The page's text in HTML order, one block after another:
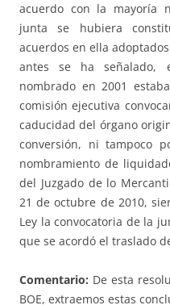
acuerdo con la mayoría
junta se hubiera
acuerdos en ella
antes se ha señalado,
nombrado en 2001
comisión ejecutiva
caducidad del órgano
conversión, ni tampoco
nombramiento de
del Juzgado de lo
21 de octubre de 2010,
Ley la convocatoria de la
que se acordó el traslado
Comentario: De esta
BOE, extraemos estas